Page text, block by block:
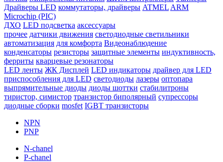
Драйверы LED коммутаторы, драйверы ATMEL ARM
Microchip (PIC)
ДХО LED подсветка аксессуары
прочее датчики движения светодиодные светильники
автоматизация для комфорта Видеонаблюдение
конденсаторы резисторы защитные элементы индуктивность,
ферриты кварцевые резонаторы
LED ленты ЖК Дисплей LED индикаторы драйвер для LED
приспособления для LED светодиоды лазеры оптопара
выпрямительные диоды диоды шоттки стабилитроны
тиристор, симистор транзистор биполярный супрессоры
диодные сборки mosfet IGBT транзисторы
NPN
PNP
N-chanel
P-chanel